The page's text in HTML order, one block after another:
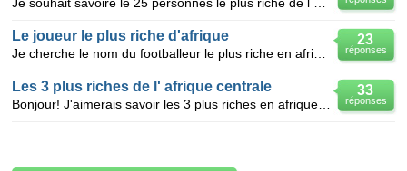
23
réponses
Le joueur le plus riche d'afrique
33
réponses
Les 3 plus riches de l' afrique centrale